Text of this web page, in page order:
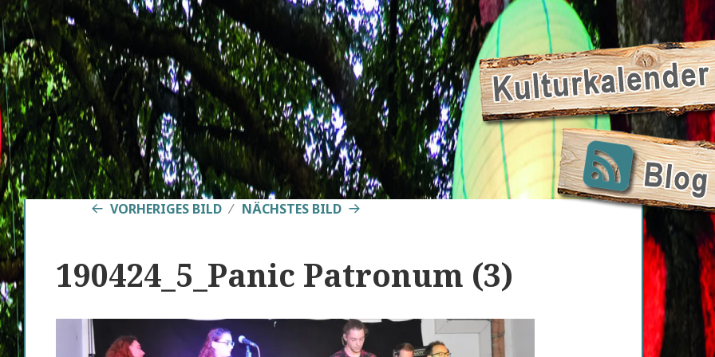
VORHERIGES BILD NÄCHSTES BILD
190424_5_Panic Patronum (3)